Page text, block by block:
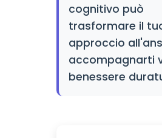
cognitivo può
trasformare il
approccio
accompagnarti
benessere